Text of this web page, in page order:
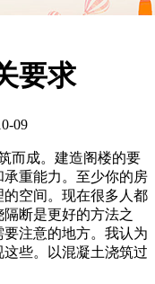
要求
09
而成。建造阁楼的要
重能力。至少你的房
空间。现在很多人都
断是更好的方法之
注意的地方。我认为
些。以混凝土浇筑过